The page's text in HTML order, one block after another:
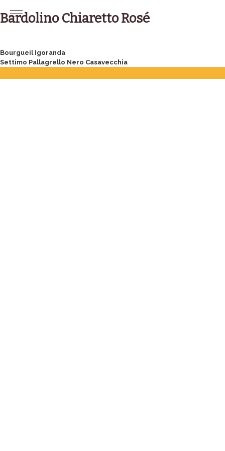
to
content
Bardolino Chiaretto Rosé
Post
navigation
Bourgueil Igoranda
Settimo Pallagrello Nero Casavecchia